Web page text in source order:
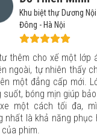
Chủ cơ sở Nhật
Nhu cầu dán phim cách
tô ngày càng cao, đa
hàng đến với Auto của
Xpel có lẽ vì chất
chuyên nghiệp từ chăm
hàng, chính sách bảo
ngũ kỹ thuật thi công.
yên tâm khi lựa chọn